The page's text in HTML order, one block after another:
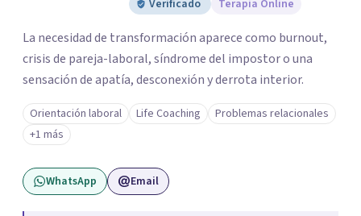
Verificado
Terapia Online
La necesidad de transformación aparece como burnout,
crisis de pareja-laboral, síndrome del impostor o una
sensación de apatía, desconexión y derrota interior.
Orientación laboral Life Coaching
Problemas relacionales
+1 más
WhatsApp Email